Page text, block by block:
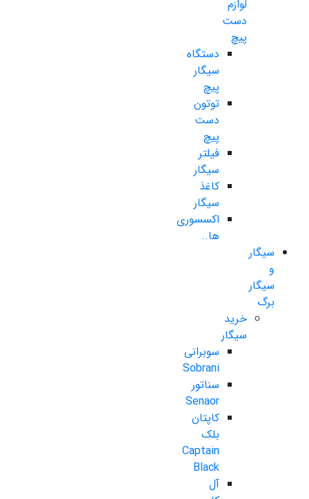
لوازم
دست
پیچ
دستگاه
سیگار
پیچ
توتون
دست
پیچ
فیلتر
سیگار
کاغذ
سیگار
اکسسوری
ها..
سیگار
و
سیگار
برگ
خرید
سیگار
سوبرانی
Sobrani
سناتور
Senaor
کاپتان
بلک
Captain
Black
آل